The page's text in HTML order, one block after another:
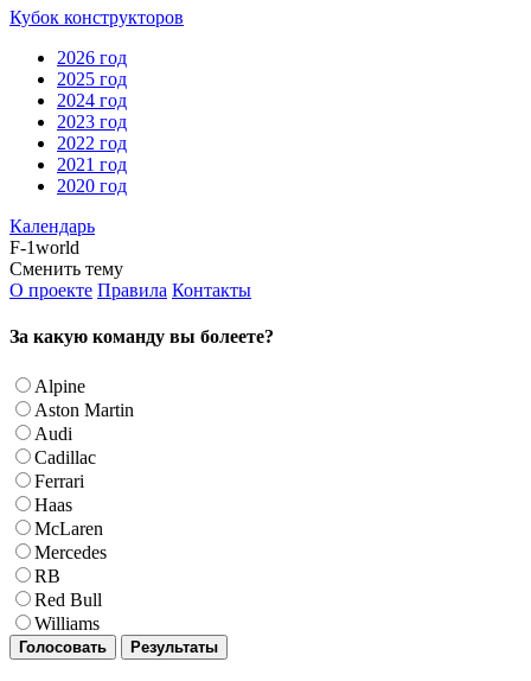
Кубок конструкторов
2026 год
2025 год
2024 год
2023 год
2022 год
2021 год
2020 год
Календарь
F-1world
Сменить тему
О проекте Правила Контакты
За какую команду вы болеете?
Alpine
Aston Martin
Audi
Cadillac
Ferrari
Haas
McLaren
Mercedes
RB
Red Bull
Williams
Голосовать Результаты